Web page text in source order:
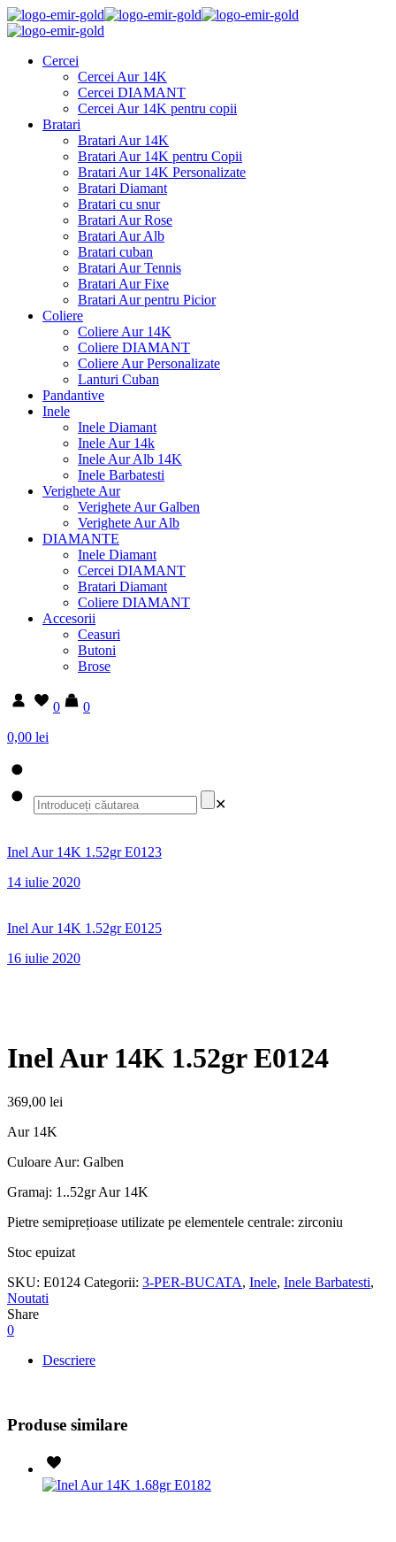
Cercei
Cercei Aur 14K
Cercei DIAMANT
Cercei Aur 14K pentru copii
Bratari
Bratari Aur 14K
Bratari Aur 14K pentru Copii
Bratari Aur 14K Personalizate
Bratari Diamant
Bratari cu snur
Bratari Aur Rose
Bratari Aur Alb
Bratari cuban
Bratari Aur Tennis
Bratari Aur Fixe
Bratari Aur pentru Picior
Coliere
Coliere Aur 14K
Coliere DIAMANT
Coliere Aur Personalizate
Lanturi Cuban
Pandantive
Inele
Inele Diamant
Inele Aur 14k
Inele Aur Alb 14K
Inele Barbatesti
Verighete Aur
Verighete Aur Galben
Verighete Aur Alb
DIAMANTE
Inele Diamant
Cercei DIAMANT
Bratari Diamant
Coliere DIAMANT
Accesorii
Ceasuri
Butoni
Brose
0
0
0,00 lei
✕
Inel Aur 14K 1.52gr E0123
14 iulie 2020
Inel Aur 14K 1.52gr E0125
16 iulie 2020
Inel Aur 14K 1.52gr E0124
369,00 lei
Aur 14K
Culoare Aur: Galben
Gramaj: 1..52gr Aur 14K
Pietre semiprețioase utilizate pe elementele centrale: zirconiu
Stoc epuizat
SKU: E0124 Categorii: 3-PER-BUCATA, Inele, Inele Barbatesti,
Noutati
Share
0
Descriere
Produse similare